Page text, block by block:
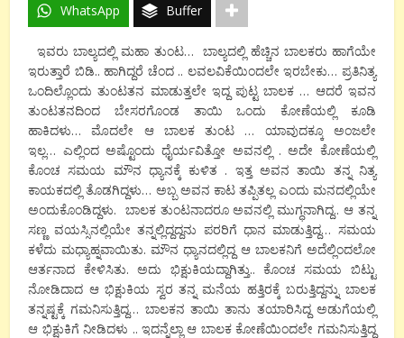
WhatsApp Buffer
ಇವರು ಬಾಲ್ಯದಲ್ಲಿ ಮಹಾ ತುಂಟ… ಬಾಲ್ಯದಲ್ಲಿ ಹೆಚ್ಚಿನ ಬಾಲಕರು ಹಾಗೆಯೇ
ಇರುತ್ತಾರೆ ಬಿಡಿ.. ಹಾಗಿದ್ದರೆ ಚೆಂದ .. ಲವಲವಿಕೆಯಿಂದಲೇ ಇರಬೇಕು… ಪ್ರತಿನಿತ್ಯ
ಒಂದಿಲ್ಲೊಂದು ತುಂಟತನ ಮಾಡುತ್ತಲೇ ಇದ್ದ ಪುಟ್ಟ ಬಾಲಕ … ಆದರೆ ಇವನ
ತುಂಟತನದಿಂದ ಬೇಸರಗೊಂಡ ತಾಯಿ ಒಂದು ಕೋಣೆಯಲ್ಲಿ ಕೂಡಿ
ಹಾಕಿದಳು… ಮೊದಲೇ ಆ ಬಾಲಕ ತುಂಟ … ಯಾವುದಕ್ಕೂ ಅಂಜಲೇ
ಇಲ್ಲ… ಎಲ್ಲಿಂದ ಅಷ್ಟೊಂದು ಧೈರ್ಯವಿತ್ತೋ ಅವನಲ್ಲಿ . ಅದೇ ಕೋಣೆಯಲ್ಲಿ
ಕೊಂಚ ಸಮಯ ಮೌನ ಧ್ಯಾನಕ್ಕೆ ಕುಳಿತ . ಇತ್ತ ಅವನ ತಾಯಿ ತನ್ನ ನಿತ್ಯ
ಕಾಯಕದಲ್ಲಿ ತೊಡಗಿದ್ದಳು… ಅಬ್ಬ ಅವನ ಕಾಟ ತಪ್ಪಿತಲ್ಲ ಎಂದು ಮನದಲ್ಲಿಯೇ
ಅಂದುಕೊಂಡಿದ್ದಳು. ಬಾಲಕ ತುಂಟನಾದರೂ ಅವನಲ್ಲಿ ಮುಗ್ಧನಾಗಿದ್ದ.. ಆ ತನ್ನ
ಸಣ್ಣ ವಯಸ್ಸಿನಲ್ಲಿಯೇ ತನ್ನಲ್ಲಿದ್ದದ್ದನು ಪರರಿಗೆ ಧಾನ ಮಾಡುತ್ತಿದ್ದ… ಸಮಯ
ಕಳೆದು ಮಧ್ಯಾಹ್ನವಾಯಿತು. ಮೌನ ಧ್ಯಾನದಲ್ಲಿದ್ದ ಆ ಬಾಲಕನಿಗೆ ಅದೆಲ್ಲಿಂದಲೋ
ಆರ್ತನಾದ ಕೇಳಿಸಿತು. ಅದು ಭಿಕ್ಷುಕಿಯದ್ದಾಗಿತ್ತು.. ಕೊಂಚ ಸಮಯ ಬಿಟ್ಟು
ನೋಡಿದಾದ ಆ ಭಿಕ್ಷುಕಿಯ ಸ್ವರ ತನ್ನ ಮನೆಯ ಹತ್ತಿರಕ್ಕೆ ಬರುತ್ತಿದ್ದನ್ನು ಬಾಲಕ
ತನ್ನಷ್ಟಕ್ಕೆ ಗಮನಿಸುತ್ತಿದ್ದ… ಬಾಲಕನ ತಾಯಿ ತಾನು ತಯಾರಿಸಿದ್ದ ಅಡುಗೆಯಲ್ಲಿ
ಆ ಭಿಕ್ಷುಕಿಗೆ ನೀಡಿದಳು .. ಇದನ್ನೆಲ್ಲಾ ಆ ಬಾಲಕ ಕೋಣೆಯಿಂದಲೇ ಗಮನಿಸುತ್ತಿದ್ದ